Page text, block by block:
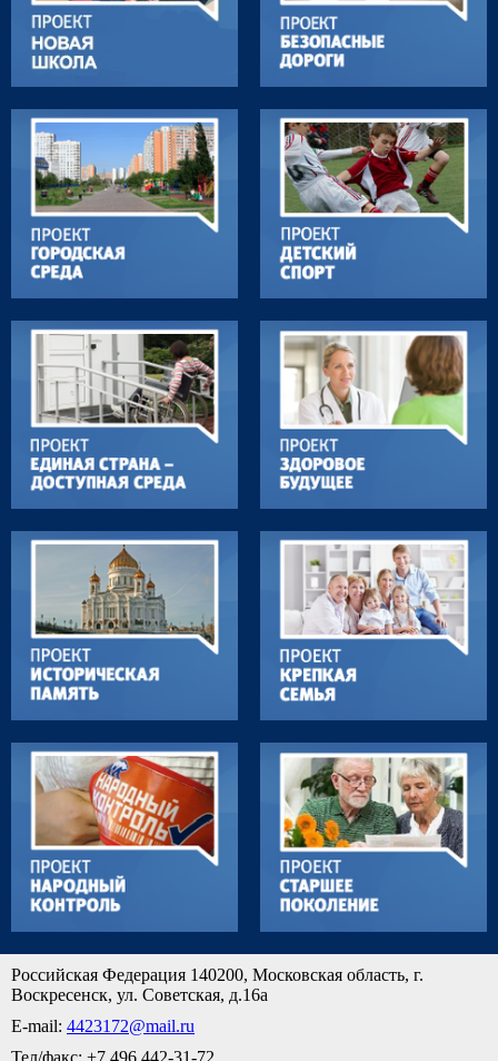
Российская Федерация 140200, Московская область, г.
Воскресенск, ул. Советская, д.16а
E-mail: 4423172@mail.ru
Тел/факс: +7 496 442-31-72